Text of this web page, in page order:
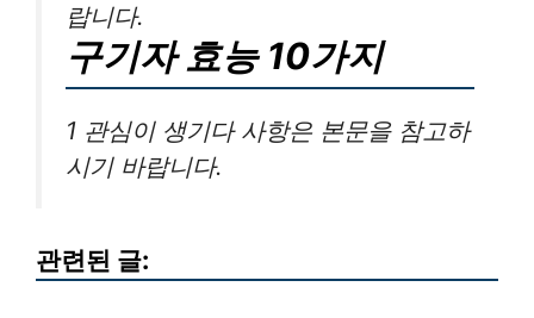
랍니다.
구기자 효능 10가지
1 관심이 생기다 사항은 본문을 참고하
시기 바랍니다.
관련된 글: